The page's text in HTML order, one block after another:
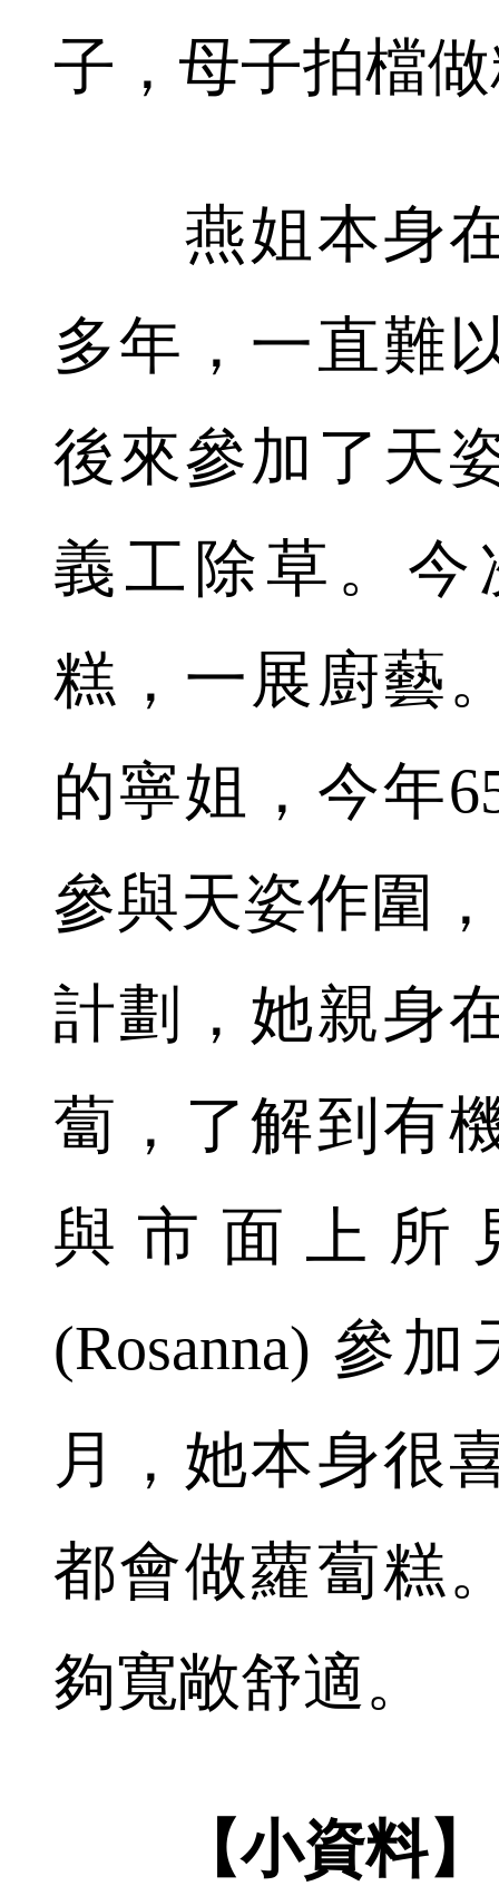
子，母子拍檔
燕姐本身在
多年，一直難
後來參加了天
義工除草。
糕，一展廚藝
的寧姐，今年
參與天姿作圍
計劃，她親身
蔔，了解到有
與市面上所
(Rosanna) 參
月，她本身很
都會做蘿蔔糕
夠寬敞舒適。
【小資料】